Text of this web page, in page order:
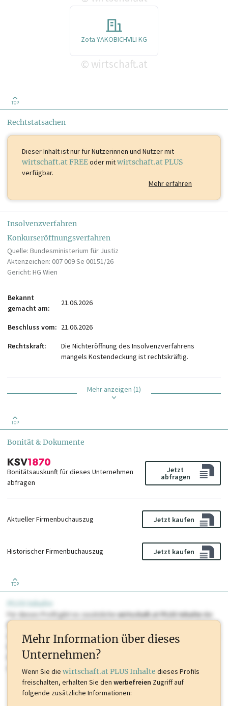
Zota YAKOBICHVILI KG
© wirtschaft.at
TOP
Rechtstatsachen
Dieser Inhalt istnur für Nutzerinnen und Nutzer mit
wirtschaft.at FREEoder mitwirtschaft.at PLUS
verfügbar.
Mehr erfahren
Insolvenzverfahren
Konkurseröffnungsverfahren
Quelle: Bundesministerium für Justiz
Aktenzeichen: 007 009 Se 00151/26
Gericht: HG Wien
Bekannt
gemacht am
21.06.2026
Beschluss vom 21.06.2026
Rechtskraft
Die Nichteröffnung des Insolvenzverfahrens
mangels Kostendeckung ist rechtskräftig.
Mehr anzeigen (1)
TOP
Bonität & Dokumente
Bonitätsauskunft für dieses Unternehmen
abfragen
Jetzt
abfragen
Aktueller Firmenbuchauszug Jetzt kaufen
Historischer Firmenbuchauszug Jetzt kaufen
TOP
PLUS Inhalte
Für dieses Profil gibt es zusätzlichewirtschaft.at PLUS Inhaltedie
Sie momentan nicht einsehen können. Schalten Sie dieses Profil frei
oder loggen Sie sich ein um diese Inhalte zu sehen. wirtschaft.at PLUS
Marken, Patente, Rechtstatsachen, OTS-Aussendungen, und viele
mehr.
Mehr Information über dieses
Unternehmen?
Wenn Sie die wirtschaft.at PLUS Inhalte dieses Profils
freischalten, erhalten Sie den werbefreien Zugriff auf
folgende zusätzliche Informationen: